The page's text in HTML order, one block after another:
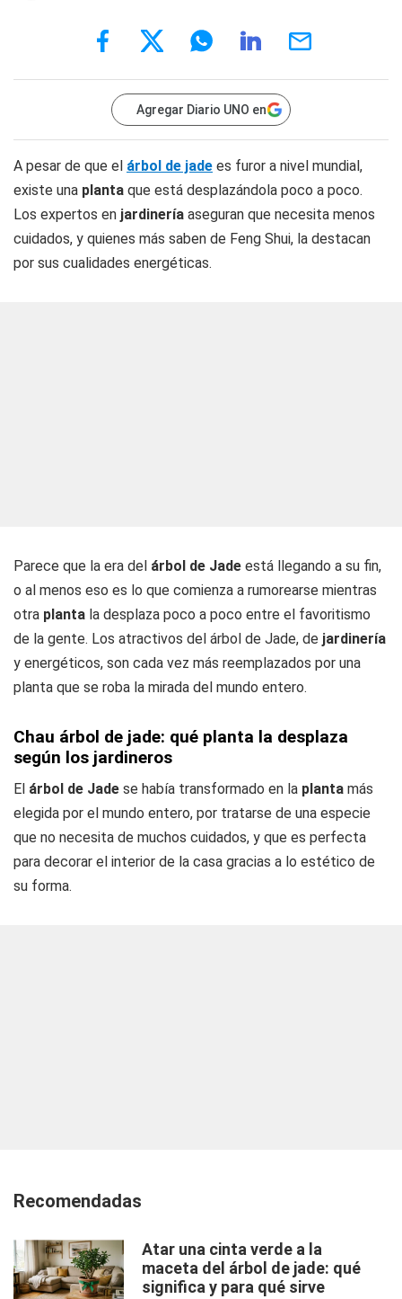
Agregar Diario UNO en
A pesar de que el árbol de jade es furor a nivel mundial,
existe una planta que está desplazándola poco a poco.
Los expertos en jardinería aseguran que necesita menos
cuidados, y quienes más saben de Feng Shui, la destacan
por sus cualidades energéticas.
Parece que la era del árbol de Jade está llegando a su fin,
o al menos eso es lo que comienza a rumorearse mientras
otra planta la desplaza poco a poco entre el favoritismo
de la gente. Los atractivos del árbol de Jade, de jardinería
y energéticos, son cada vez más reemplazados por una
planta que se roba la mirada del mundo entero.
Chau árbol de jade: qué planta la desplaza
según los jardineros
El árbol de Jade se había transformado en la planta más
elegida por el mundo entero, por tratarse de una especie
que no necesita de muchos cuidados, y que es perfecta
para decorar el interior de la casa gracias a lo estético de
su forma.
Recomendadas
Atar una cinta verde a la
maceta del árbol de jade: qué
significa y para qué sirve